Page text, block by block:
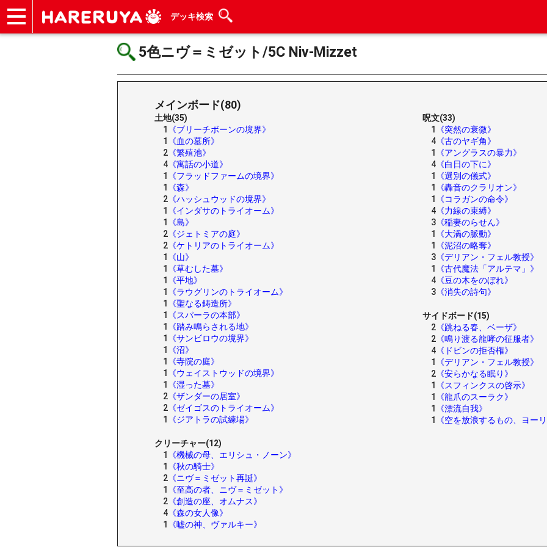
デッキ検索
5色ニヴ＝ミゼット/5C Niv-Mizzet
メインボード(80)
土地(35)
1
《ブリーチボーンの境界》
1
《血の墓所》
2 《繁殖池》
4 《寓話の小道》
1
《フラッドファームの境界》
1
《森》
2 《ハッシュウッドの境界》
1
《インダサのトライオーム》
1
《島》
2 《ジェトミアの庭》
2 《ケトリアのトライオーム》
1
《山》
1
《草むした墓》
1
《平地》
1
《ラウグリンのトライオーム》
1
《聖なる鋳造所》
1
《スパーラの本部》
1
《踏み鳴らされる地》
1
《サンビロウの境界》
1
《沼》
1
《寺院の庭》
1
《ウェイストウッドの境界》
1
《湿った墓》
2 《ザンダーの居室》
2 《ゼイゴスのトライオーム》
1
《ジアトラの試練場》
クリーチャー(12)
1
《機械の母、エリシュ・ノーン》
1
《秋の騎士》
2 《ニヴ＝ミゼット再誕》
1
《至高の者、ニヴ＝ミゼット》
2 《創造の座、オムナス》
4 《森の女人像》
1
《嘘の神、ヴァルキー》
呪文(33)
1
《突然の衰微》
4 《古のヤギ角》
1
《アングラスの暴力》
4 《白日の下に》
1
《選別の儀式》
1
《轟音のクラリオン》
1
《コラガンの命令》
4 《力線の束縛》
3 《稲妻のらせん》
1
《大渦の脈動》
1
《泥沼の略奪》
3 《デリアン・フェル教授》
1
《古代魔法「アルテマ」》
4 《豆の木をのぼれ》
3 《消失の詩句》
サイドボード(15)
2 《跳ねる春、ベーザ》
2 《鳴り渡る龍哮の征服者》
4 《ドビンの拒否権》
1
《デリアン・フェル教授》
2 《安らかなる眠り》
1
《スフィンクスの啓示》
1
《龍爪のスーラク》
1
《漂流自我》
1
《空を放浪するもの、ヨー